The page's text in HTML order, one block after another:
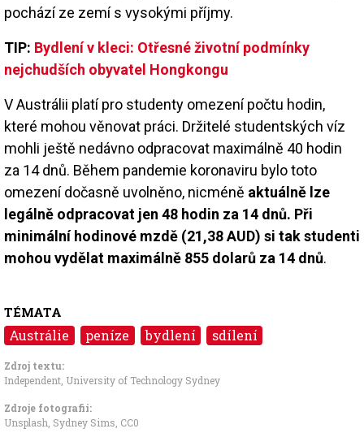
pochází ze zemí s vysokými příjmy.
TIP: Bydlení v kleci: Otřesné životní podmínky
nejchudších obyvatel Hongkongu
V Austrálii platí pro studenty omezení počtu hodin,
které mohou věnovat práci. Držitelé studentských víz
mohli ještě nedávno odpracovat maximálně 40 hodin
za 14 dnů. Během pandemie koronaviru bylo toto
omezení dočasně uvolněno, nicméně aktuálně lze
legálně odpracovat jen 48 hodin za 14 dnů. Při
minimální hodinové mzdě (21,38 AUD) si tak studenti
mohou vydělat maximálně 855 dolarů za 14 dnů.
TÉMATA
Austrálie peníze bydlení sdílení
Zdroj textu:
Independent University of Technology Sydney
Zdroje fotografii:
Unsplash, Sydney Sims CC0